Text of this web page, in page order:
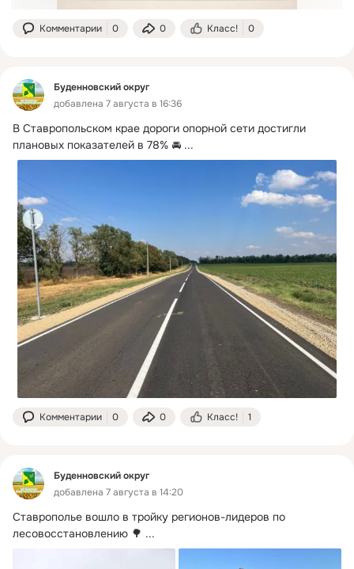
Комментарии 0 0 Класс! 0
Буденновский округ
добавлена 7 августа в 16:36
В Ставропольском крае дороги опорной сети достигли
плановых показателей в 78% 🚘 ...
Комментарии 0 0 Класс! 1
Буденновский округ
добавлена 7 августа в 14:20
Ставрополье вошло в тройку регионов-лидеров по
лесовосстановлению 🌳 ...